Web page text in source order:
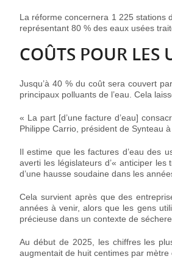
La réforme concernera 1 225 stations
représentant 80 % des eaux usées
COÛTS POUR LES
Jusqu’à 40 % du coût sera couvert
principaux polluants de l’eau. Cela
« La part [d’une facture d’eau]
Philippe Carrio, président de Synteau
Il estime que les factures d’eau des
averti les législateurs d’« anticiper les
d’une hausse soudaine dans les
Cela survient après que des
années à venir, alors que les gens
précieuse dans un contexte de
Au début de 2025, les chiffres les
augmentait de huit centimes par